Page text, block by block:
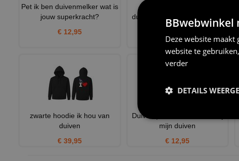
Pet ik ben duivenmelker wat is
jouw superkracht?
€ 12,95
duivenmelkers pas op ik kan
zom
€ 39,95
zwarte hoodie ik hou van
duiven
€ 39,95
Duiven pet ik zat nu liever bij
mijn duiven
€ 12,95
BBwebwinkel
Deze website
website te
verder
DETAILS